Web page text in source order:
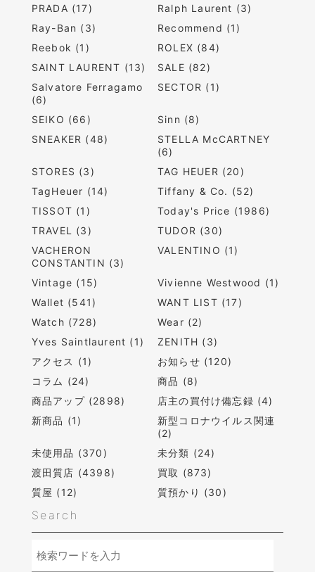
PRADA (17)
Ralph Laurent (3)
Ray-Ban (3)
Recommend (1)
Reebok (1)
ROLEX (84)
SAINT LAURENT (13)
SALE (82)
Salvatore Ferragamo
(6)
SECTOR (1)
SEIKO (66)
Sinn (8)
SNEAKER (48)
STELLA McCARTNEY
(6)
STORES (3)
TAG HEUER (20)
TagHeuer (14)
Tiffany & Co. (52)
TISSOT (1)
Today's Price (1986)
TRAVEL (3)
TUDOR (30)
VACHERON
CONSTANTIN (3)
VALENTINO (1)
Vintage (15)
Vivienne Westwood (1)
Wallet (541)
WANT LIST (17)
Watch (728)
Wear (2)
Yves Saintlaurent (1)
ZENITH (3)
アクセス (1)
お知らせ (120)
コラム (24)
商品 (8)
商品アップ (2898)
店主の買付け備忘録 (4)
新商品 (1)
新型コロナウイルス関連
(2)
未使用品 (370)
未分類 (24)
渡田質店 (4398)
買取 (873)
質屋 (12)
質預かり (30)
Search